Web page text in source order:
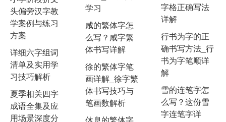
头偏旁汉字教
学案例与练习
方案
详细六字组词
清单及实用学
习技巧解析
夏季相关四字
成语全集及应
用场景深度分
学习
咸的繁体字怎
么写？咸字繁
体书写详解
徐的繁体字笔
画详解_徐字繁
体书写技巧与
笔画数解析
字格正确写法
详解
行书为字的正
确书写方法_行
书为字笔顺详
解
雪的连笔字怎
么写？这份雪
字连笔字详